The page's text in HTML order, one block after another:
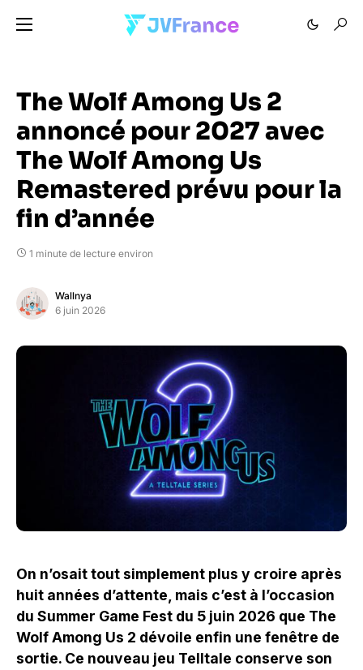
The Wolf Among Us 2
annoncé pour 2027 avec
The Wolf Among Us
Remastered prévu pour la
fin d’année
1 minute de lecture environ
Wallnya
6 juin 2026
On n’osait tout simplement plus y croire après
huit années d’attente, mais c’est à l’occasion
du Summer Game Fest du 5 juin 2026 que The
Wolf Among Us 2 dévoile enfin une fenêtre de
sortie. Ce nouveau jeu Telltale conserve son